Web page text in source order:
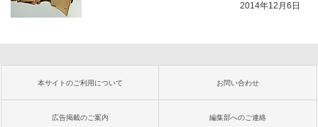
2014年12月6日
本サイトのご利用について お問い合わせ
広告掲載のご案内 編集部へのご連絡